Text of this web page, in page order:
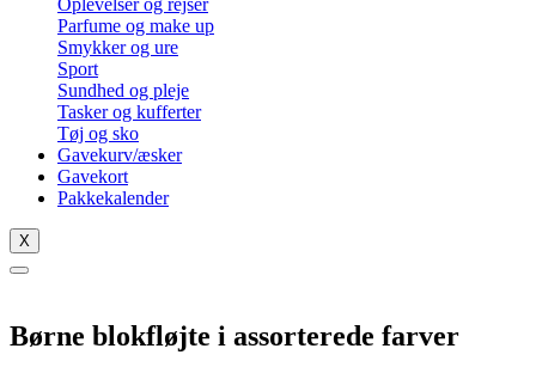
Parfume og make up
Smykker og ure
Sport
Sundhed og pleje
Tasker og kufferter
Tøj og sko
Gavekurv/æsker
Gavekort
Pakkekalender
X
Børne blokfløjte i assorterede farver